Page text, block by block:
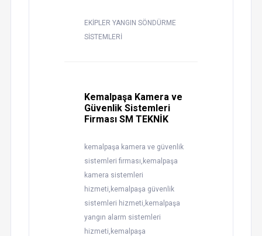
EKİPLER YANGIN SÖNDÜRME
SİSTEMLERİ
Kemalpaşa Kamera ve
Güvenlik Sistemleri
Firması SM TEKNİK
kemalpaşa kamera ve güvenlik
sistemleri firması,kemalpaşa
kamera sistemleri
hizmeti,kemalpaşa güvenlik
sistemleri hizmeti,kemalpaşa
yangın alarm sistemleri
hizmeti,kemalpaşa